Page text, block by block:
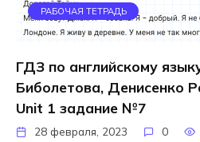
РАБОЧАЯ ТЕТРАДЬ
ГДЗ по английскому
Биболетова, Денисенко
Unit 1 задание №7
28 февраля, 2023 0